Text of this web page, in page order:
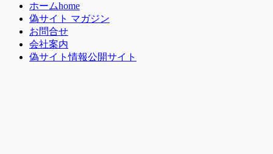
ホームhome
偽サイト マガジン
お問合せ
会社案内
偽サイト情報公開サイト